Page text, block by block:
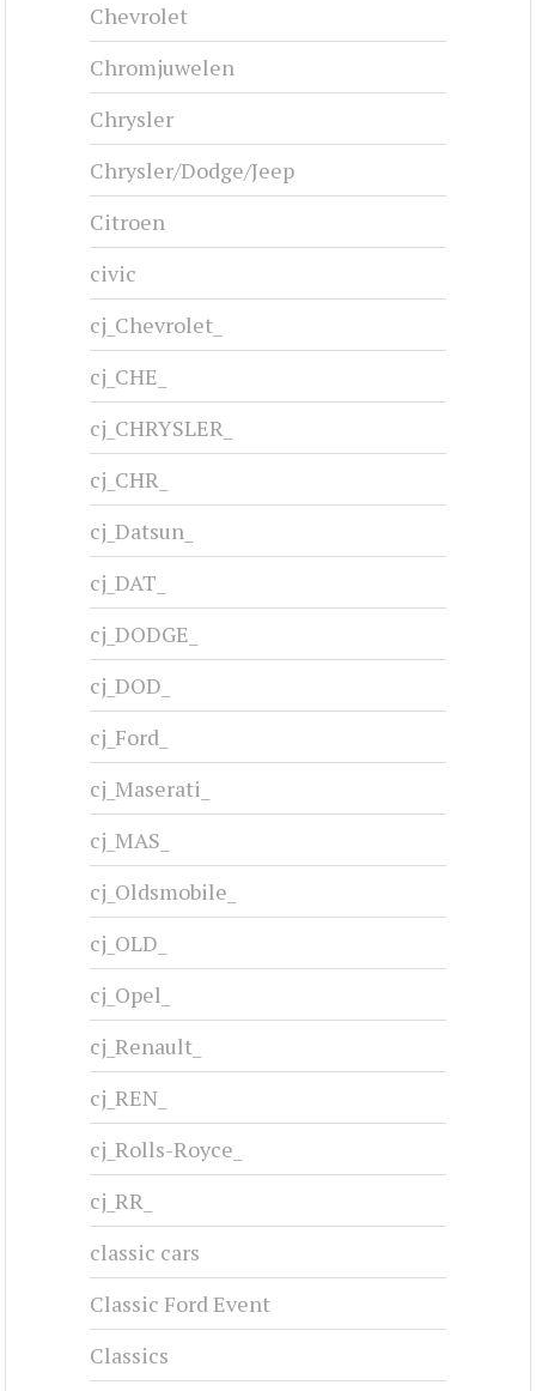
Chevrolet
Chromjuwelen
Chrysler
Chrysler/Dodge/Jeep
Citroen
civic
cj_Chevrolet_
cj_CHE_
cj_CHRYSLER_
cj_CHR_
cj_Datsun_
cj_DAT_
cj_DODGE_
cj_DOD_
cj_Ford_
cj_Maserati_
cj_MAS_
cj_Oldsmobile_
cj_OLD_
cj_Opel_
cj_Renault_
cj_REN_
cj_Rolls-Royce_
cj_RR_
classic cars
Classic Ford Event
Classics